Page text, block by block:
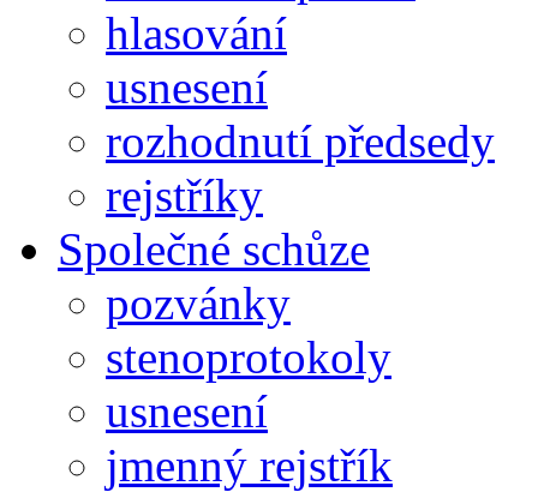
hlasování
usnesení
rozhodnutí předsedy
rejstříky
Společné schůze
pozvánky
stenoprotokoly
usnesení
jmenný rejstřík